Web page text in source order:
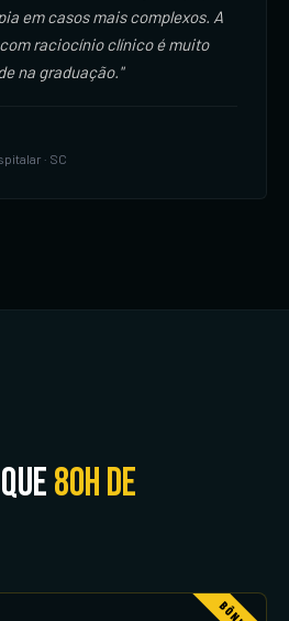
em casos mais complexos. A
raciocínio clínico é muito
na graduação."
· SC
80h de